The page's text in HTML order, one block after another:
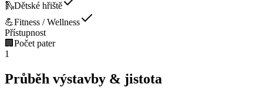
🛝Dětské hřiště
💪Fitness / Wellness
Přístupnost
🏢 Počet pater
1
Průběh výstavby & jistota